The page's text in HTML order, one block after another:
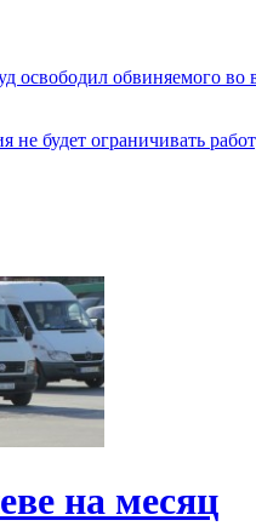
освободил обвиняемого во
не будет ограничивать
на месяц